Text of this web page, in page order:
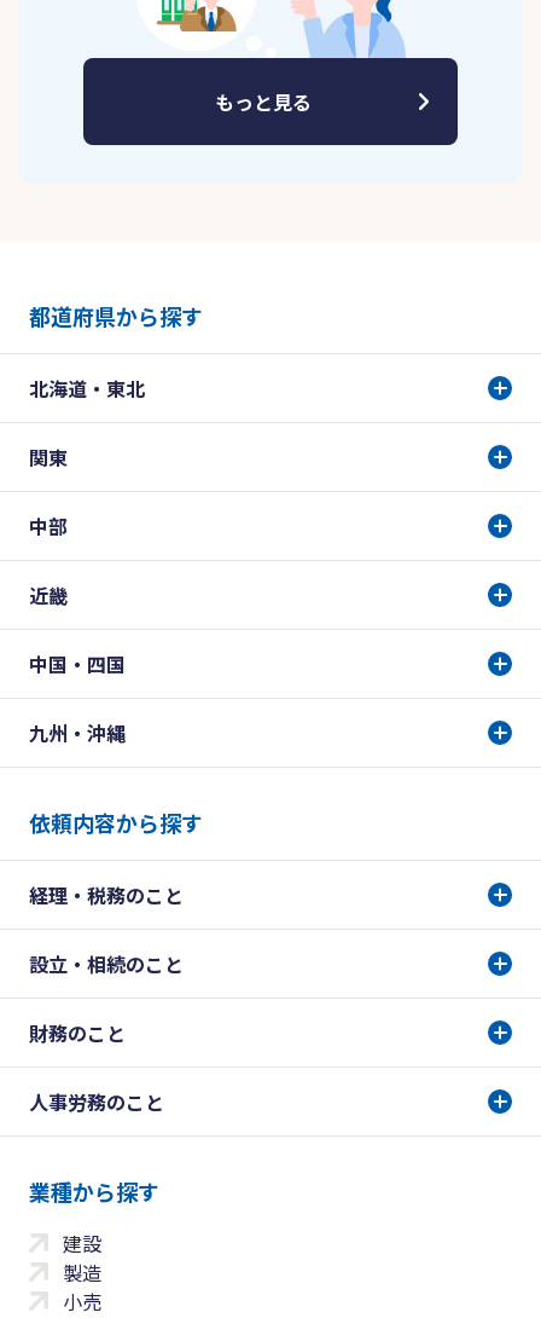
もっと見る
都道府県から探す
北海道・東北
関東
中部
近畿
中国・四国
九州・沖縄
依頼内容から探す
経理・税務のこと
設立・相続のこと
財務のこと
人事労務のこと
業種から探す
建設
製造
小売